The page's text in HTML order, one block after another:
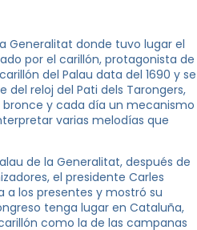
Generalitat donde tuvo lugar el
por el carillón, protagonista de
del Palau data del 1690 y se
reloj del Pati dels Tarongers,
y cada día un mecanismo
varias melodías que
de la Generalitat, después de
el presidente Carles
a los presentes y mostró su
tenga lugar en Cataluña,
como la de las campanas